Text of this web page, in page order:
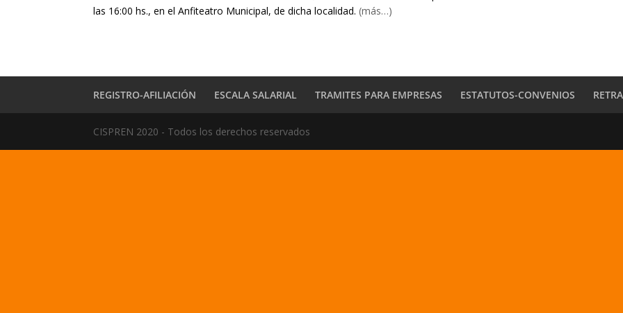
las 16:00 hs., en el Anfiteatro Municipal, de dicha localidad. (más…)
REGISTRO-AFILIACIÓN ESCALA SALARIAL TRAMITES PARA EMPRESAS ESTATUTOS-CONVENIOS
CISPREN 2020 - Todos los derechos reservados